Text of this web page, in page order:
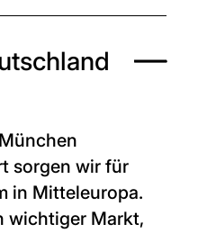
sorgen wir für
in Mitteleuropa.
wichtiger Markt,